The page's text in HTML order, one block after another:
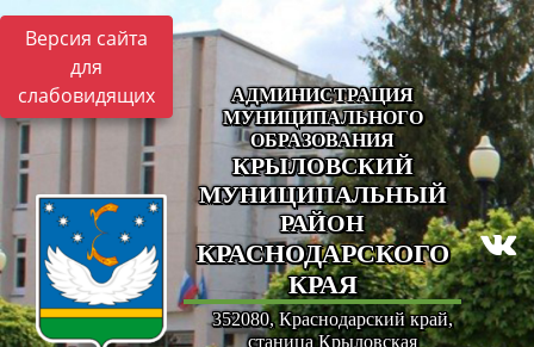
Версия сайта
для
слабовидящих
АДМИНИСТРАЦИЯ
МУНИЦИПАЛЬНОГО
ОБРАЗОВАНИЯ
КРЫЛОВСКИЙ
МУНИЦИПАЛЬНЫЙ
РАЙОН
КРАСНОДАРСКОГО
КРАЯ
352080, Краснодарский край,
станица Крыловская